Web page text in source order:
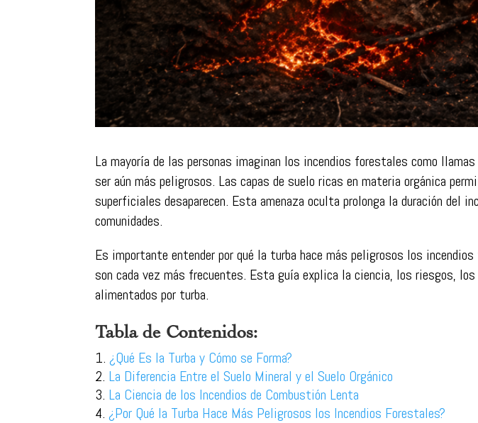
La mayoría de las personas imaginan los incendios forestales como
ser aún más peligrosos. Las capas de suelo ricas en materia orgánica
superficiales desaparecen. Esta amenaza oculta prolonga la duración del
comunidades.
Es importante entender por qué la turba hace más peligrosos los
son cada vez más frecuentes. Esta guía explica la ciencia, los riesgos,
alimentados por turba.
Tabla de Contenidos:
¿Qué Es la Turba y Cómo se Forma?
La Diferencia Entre el Suelo Mineral y el Suelo Orgánico
La Ciencia de los Incendios de Combustión Lenta
¿Por Qué la Turba Hace Más Peligrosos los Incendios Forestales?